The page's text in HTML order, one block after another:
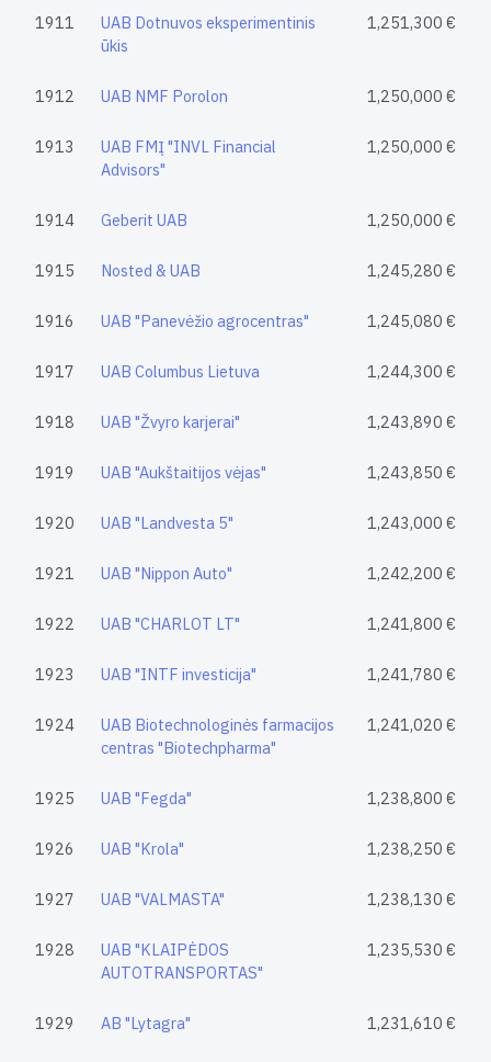
1911
UAB Dotnuvos eksperimentinis
ūkis
1,251,300 €
1912 UAB NMF Porolon 1,250,000 €
1913
UAB FMĮ "INVL Financial
Advisors"
1,250,000 €
1914 Geberit UAB 1,250,000 €
1915 Nosted & UAB 1,245,280 €
1916 UAB "Panevėžio agrocentras" 1,245,080 €
1917 UAB Columbus Lietuva 1,244,300 €
1918 UAB "Žvyro karjerai" 1,243,890 €
1919 UAB "Aukštaitijos vėjas" 1,243,850 €
1920 UAB "Landvesta 5" 1,243,000 €
1921 UAB "Nippon Auto" 1,242,200 €
1922 UAB "CHARLOT LT" 1,241,800 €
1923 UAB "INTF investicija" 1,241,780 €
1924
UAB Biotechnologinės farmacijos
centras "Biotechpharma"
1,241,020 €
1925 UAB "Fegda" 1,238,800 €
1926 UAB "Krola" 1,238,250 €
1927 UAB "VALMASTA" 1,238,130 €
1928
UAB "KLAIPĖDOS
AUTOTRANSPORTAS"
1,235,530 €
1929 AB "Lytagra" 1,231,610 €